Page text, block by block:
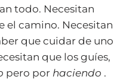
todo. Necesitan
el camino. Necesitan
que cuidar de uno
que los guíes,
pero por haciendo .